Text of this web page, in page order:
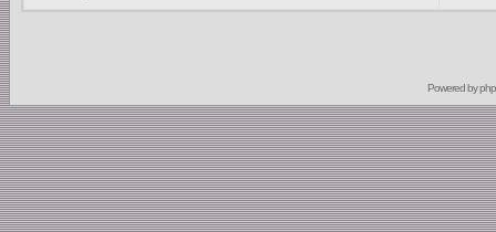
Powered by